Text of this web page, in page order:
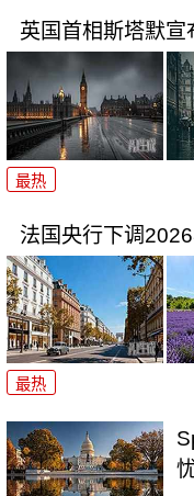
英国首相斯塔默宣
最热
法国央行下调
最热